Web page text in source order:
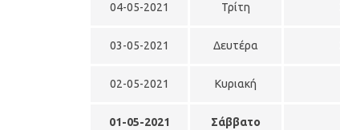
04-05-2021 Τρίτη
03-05-2021 Δευτέρα
02-05-2021 Κυριακή
01-05-2021 Σάββατο